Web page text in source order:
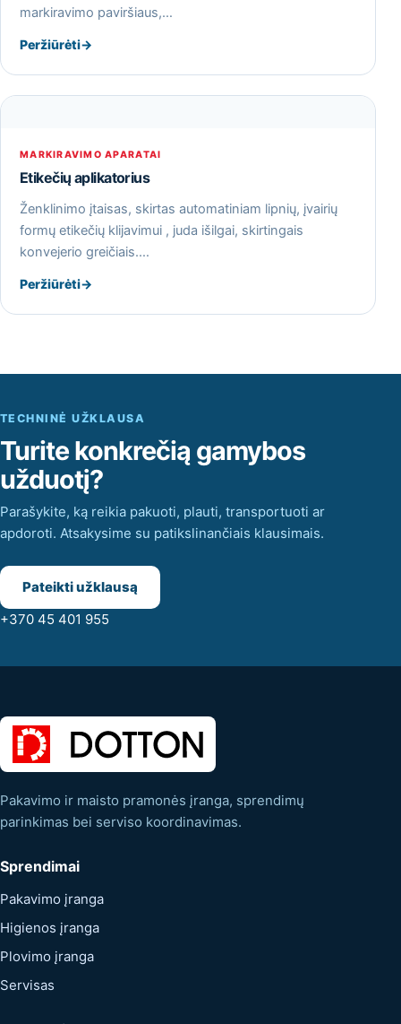
markiravimo paviršiaus,…
Peržiūrėti→
MARKIRAVIMO APARATAI
Etikečių aplikatorius
Ženklinimo įtaisas, skirtas automatiniam lipnių, įvairių
formų etikečių klijavimui , juda išilgai, skirtingais
konvejerio greičiais.…
Peržiūrėti→
TECHNINĖ UŽKLAUSA
Turite konkrečią gamybos
užduotį?
Parašykite, ką reikia pakuoti, plauti, transportuoti ar
apdoroti. Atsakysime su patikslinančiais klausimais.
Pateikti užklausą
+370 45 401 955
Pakavimo ir maisto pramonės įranga, sprendimų
parinkimas bei serviso koordinavimas.
Sprendimai
Pakavimo įranga
Higienos įranga
Plovimo įranga
Servisas